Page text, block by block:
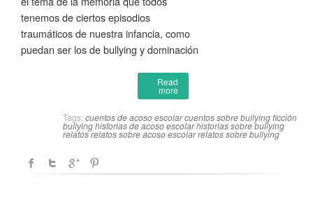
tenemos de ciertos episodios
traumáticos de nuestra infancia, como
puedan ser los de bullying y dominación
Read
more
Tags: cuentos de acoso escolarcuentos sobre bullyingficción
bullyinghistorias de acoso escolarhistorias sobre bullying
relatosrelatos sobre acoso escolarrelatos sobre bullying